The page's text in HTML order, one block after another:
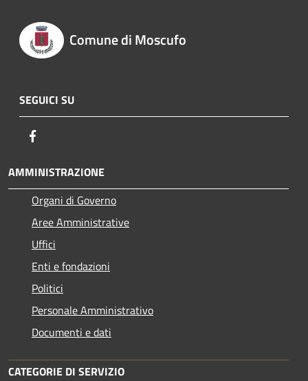
Comune di Moscufo
SEGUICI SU
AMMINISTRAZIONE
Organi di Governo
Aree Amministrative
Uffici
Enti e fondazioni
Politici
Personale Amministrativo
Documenti e dati
CATEGORIE DI SERVIZIO